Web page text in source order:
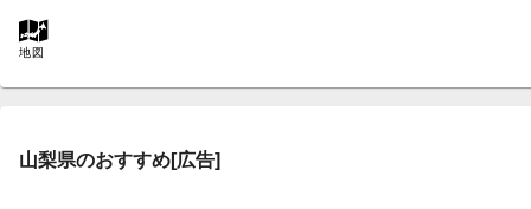
地図
山梨県のおすすめ[広告]